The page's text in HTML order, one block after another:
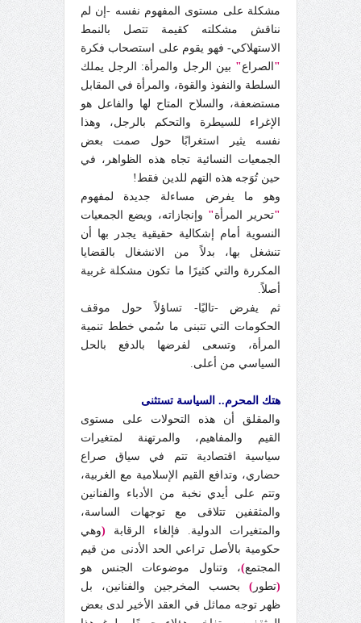
مشكلة على مستوى المفهوم نفسه -إن لم
نناقش مشكلته كقيمة تتصل بالنمط
الاستهلاكي- فهو يقوم على استصحاب فكرة
" الصراع" بين الرجل والمرأة: الرجل يملك
السلطة والنفوذ والقوة، والمرأة في المقابل
مستضعفة، والسلاح المتاح لها والفاعل هو
الإغراء للسيطرة والتحكم بالرجل، وهذا
نفسه يثير استغرابًا حول صمت بعض
الجمعيات النسائية تجاه هذه الظواهر، في
حين تُوَجه هذه التهم للدين فقط!
وهو ما يفرض مساءلة جديدة لمفهوم
"تحرير المرأة" وإنجازاته، ويضع الجمعيات
النسوية أمام إشكالية حقيقية يجدر بها أن
تنشغل بها، بدلاً من الانشغال بالقضايا
المكررة والتي كثيرًا ما تكون مشكلة غربية
أصلاً.
ثم يفرض -تاليًا- تساؤلاً حول موقف
الحكومات التي تتبنى ما سُمي خطط تنمية
المرأة، وتسعى لفرضها بالدفع بالحل
السياسي من أعلى.
هتك المحرم.. السياسة تستثنى
والمقلق أن هذه التحولات على مستوى
القيم والمفاهيم، والمرتهنة لمتغيرات
سياسية اقتصادية تتم في سياق صراع
حضاري، وتدافع القيم الإسلامية مع الغربية،
وتتم على أيدي نخبة من الأدباء والفنانين
والمثقفين تتلاقى مع توجهات الساسة،
والمتغيرات الدولية. فإلغاء الرقابة (وهي
حكومية بالأصل تراعي الحد الأدنى من قيم
المجتمع)، وتناول موضوعات الجنس هو
(تطور ) بحسب المخرجين والفنانين، بل
ظهر توجه مماثل في العقد الأخير لدى بعض